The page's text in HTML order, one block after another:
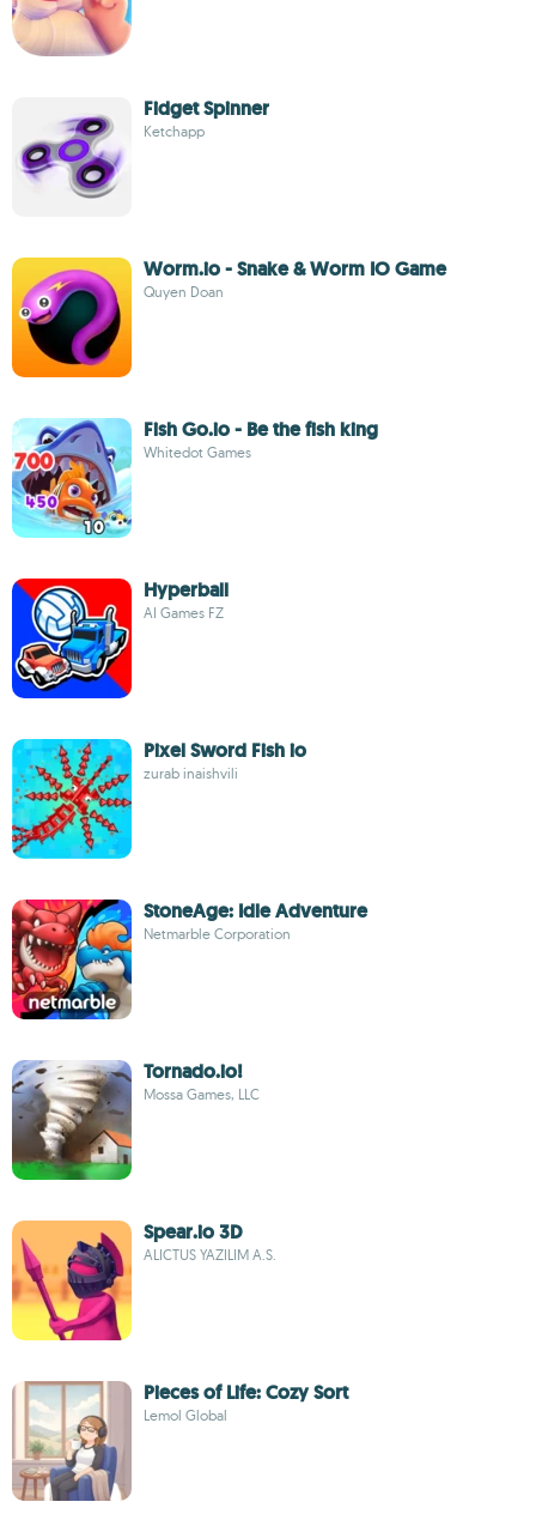
Fidget Spinner
Ketchapp
Worm.io - Snake & Worm IO Game
Quyen Doan
Fish Go.io - Be the fish king
Whitedot Games
Hyperball
AI Games FZ
Pixel Sword Fish io
zurab inaishvili
StoneAge: Idle Adventure
Netmarble Corporation
Tornado.io!
Mossa Games, LLC
Spear.io 3D
ALICTUS YAZILIM A.S.
Pieces of Life: Cozy Sort
Lemol Global